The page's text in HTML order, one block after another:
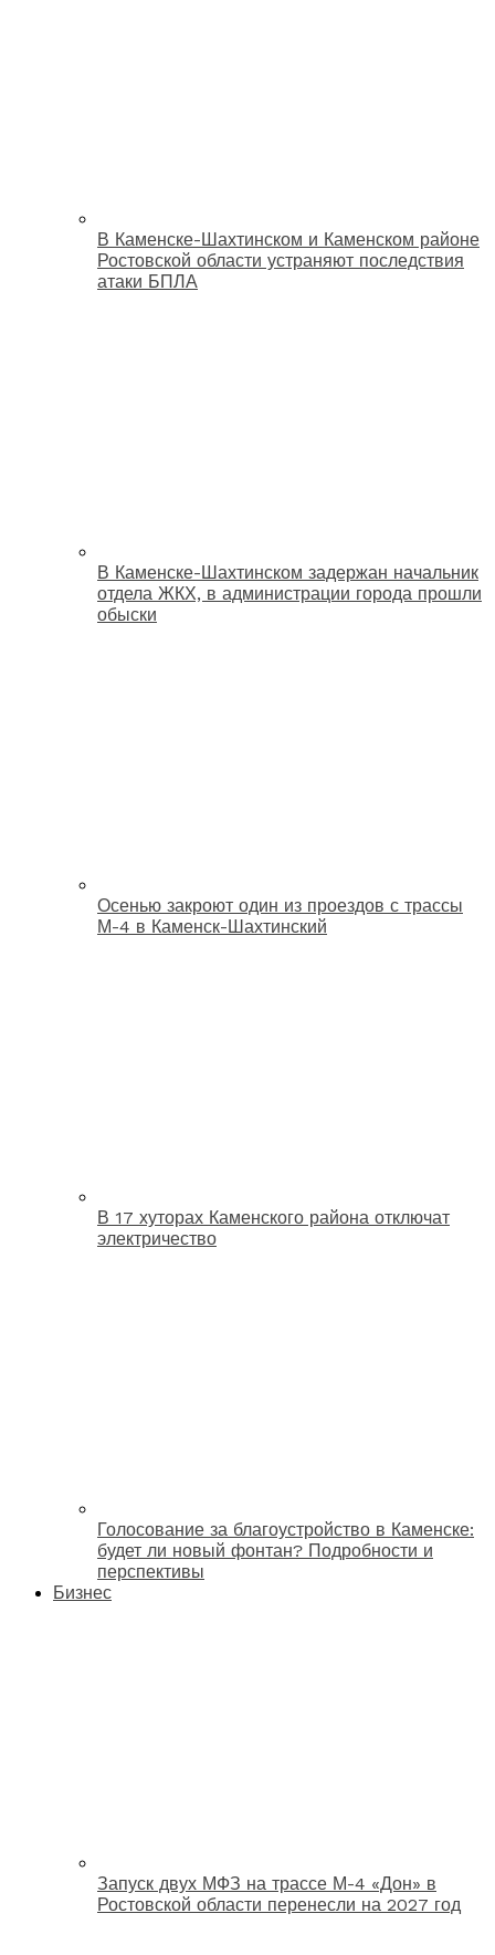
В Каменске-Шахтинском и Каменском районе
Ростовской области устраняют последствия
атаки БПЛА
В Каменске-Шахтинском задержан начальник
отдела ЖКХ, в администрации города прошли
обыски
Осенью закроют один из проездов с трассы
М-4 в Каменск-Шахтинский
В 17 хуторах Каменского района отключат
электричество
Голосование за благоустройство в Каменске:
будет ли новый фонтан? Подробности и
перспективы
Бизнес
Запуск двух МФЗ на трассе М-4 «Дон» в
Ростовской области перенесли на 2027 год